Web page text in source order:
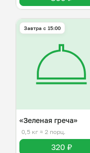
Завтра c 15:00
«Зеленая греча»
0,5 кг ≈ 2 порц.
320 ₽